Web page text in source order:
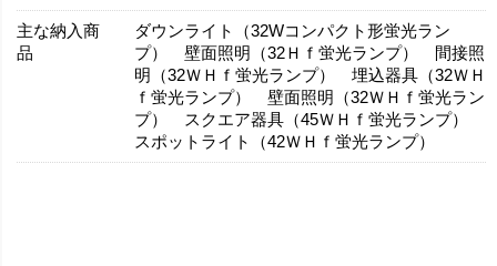
主な納入商
品
ダウンライト（32Wコンパクト形蛍光ラン
プ） 壁面照明（32Ｈｆ蛍光ランプ） 間接照
明（32ＷＨｆ蛍光ランプ） 埋込器具（32ＷＨ
ｆ蛍光ランプ） 壁面照明（32ＷＨｆ蛍光ラン
プ） スクエア器具（45ＷＨｆ蛍光ランプ）
スポットライト（42ＷＨｆ蛍光ランプ）